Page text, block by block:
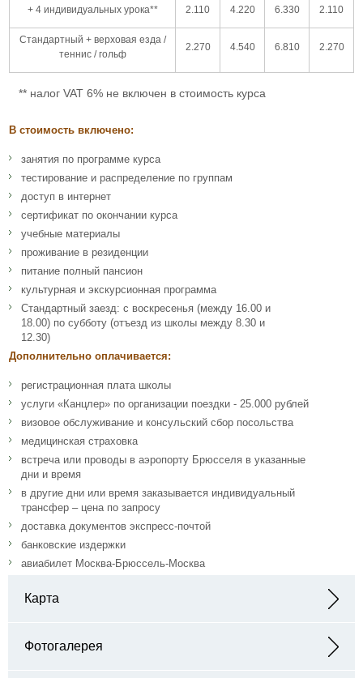
+ 4 индивидуальных урока** 2.110 4.220 6.330 2.110
Стандартный + верховая езда /
теннис / гольф
2.270 4.540 6.810 2.270
** налог VAT 6% не включен в стоимость курса
В стоимость включено:
занятия по программе курса
тестирование и распределение по группам
доступ в интернет
сертификат по окончании курса
учебные материалы
проживание в резиденции
питание полный пансион
культурная и экскурсионная программа
Стандартный заезд: с воскресенья (между 16.00 и
18.00) по субботу (отъезд из школы между 8.30 и
12.30)
Дополнительно оплачивается:
регистрационная плата школы
услуги «Канцлер» по организации поездки - 25.000 рублей
визовое обслуживание и консульский сбор посольства
медицинская страховка
встреча или проводы в аэропорту Брюсселя в указанные
дни и время
в другие дни или время заказывается индивидуальный
трансфер – цена по запросу
доставка документов экспресс-почтой
банковские издержки
авиабилет Москва-Брюссель-Москва
Карта
Фотогалерея